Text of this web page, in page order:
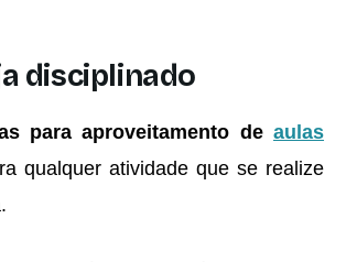
disciplinado
para aproveitamento deaulas
qualquer atividade que se realize